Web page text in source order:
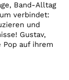
Band-Alltag
verbindet:
und
Gustav,
Pop auf ihrem